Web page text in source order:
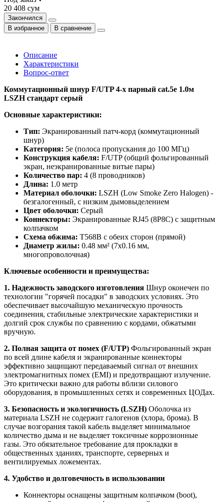
20 408 сум
Закончился
В избранное
В сравнение
Описание
Характеристики
Вопрос-ответ
Коммутационный шнур F/UTP 4-х парный cat.5e 1.0м
LSZH стандарт серый
Основные характеристики:
Тип: Экранированный патч-корд (коммутационный
шнур)
Категория: 5e (полоса пропускания до 100 МГц)
Конструкция кабеля: F/UTP (общий фольгированный
экран, неэкранированные витые пары)
Количество пар: 4 (8 проводников)
Длина: 1.0 метр
Материал оболочки: LSZH (Low Smoke Zero Halogen) -
безгалогенный, с низким дымовыделением
Цвет оболочки: Серый
Коннекторы: Экранированные RJ45 (8P8C) с защитным
колпачком
Схема обжима: T568B с обеих сторон (прямой)
Диаметр жилы: 0.48 мм² (7x0.16 мм,
многопроволочная)
Ключевые особенности и преимущества:
1. Надежность заводского изготовления Шнур оконечен по
технологии "горячей посадки" в заводских условиях. Это
обеспечивает высочайшую механическую прочность
соединения, стабильные электрические характеристики и
долгий срок службы по сравнению с кордами, обжатыми
вручную.
2. Полная защита от помех (F/UTP) Фольгированный экран
по всей длине кабеля и экранированные коннекторы
эффективно защищают передаваемый сигнал от внешних
электромагнитных помех (EMI) и предотвращают излучение.
Это критически важно для работы вблизи силового
оборудования, в промышленных сетях и современных ЦОДах.
3. Безопасность и экологичность (LSZH) Оболочка из
материала LSZH не содержит галогенов (хлора, брома). В
случае возгорания такой кабель выделяет минимальное
количество дыма и не выделяет токсичные коррозионные
газы. Это обязательное требование для прокладки в
общественных зданиях, транспорте, серверных и
вентилируемых ложементах.
4. Удобство и долговечность в использовании
Коннекторы оснащены защитным колпачком (boot),